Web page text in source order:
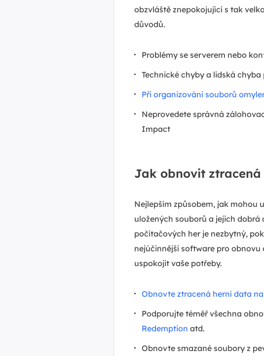
obzvláště znepokojující s tak
důvodů.
Problémy se serverem nebo
Technické chyby a lidská
Při organizování souborů
Neprovedete správná
Impact
Jak obnovit
Nejlepším způsobem, jak mohou
uložených souborů a jejich
počítačových her je nezbytný,
nejúčinnější software pro
uspokojit vaše potřeby.
Obnovte ztracená herní data
Podporujte téměř všechna
Redemption atd.
Obnovte smazané soubory z